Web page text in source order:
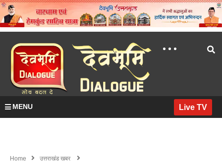
MENU Live TV
Home
उत्तराखंड खबर